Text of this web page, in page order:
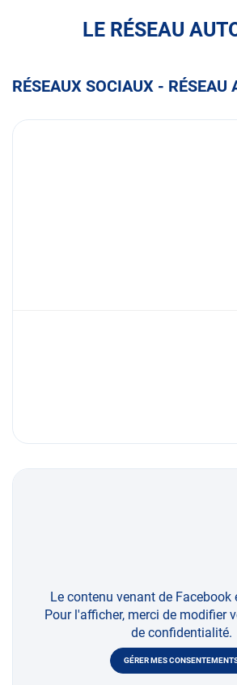
LE RÉSEAU
RÉSEAUX SOCIAUX - RÉSEAU
Le contenu venant de Facebook
Pour l'afficher, merci de modifier
de confidentialité.
GÉRER MES